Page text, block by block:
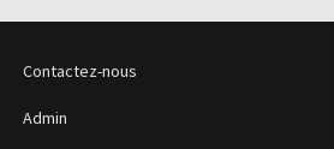
Contactez-nous
Admin